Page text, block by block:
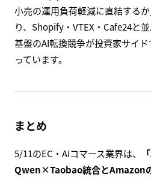
（続報）
Lightspeed Commerce
Lightspeed Commerce appointed
Technology Officer and rolled out